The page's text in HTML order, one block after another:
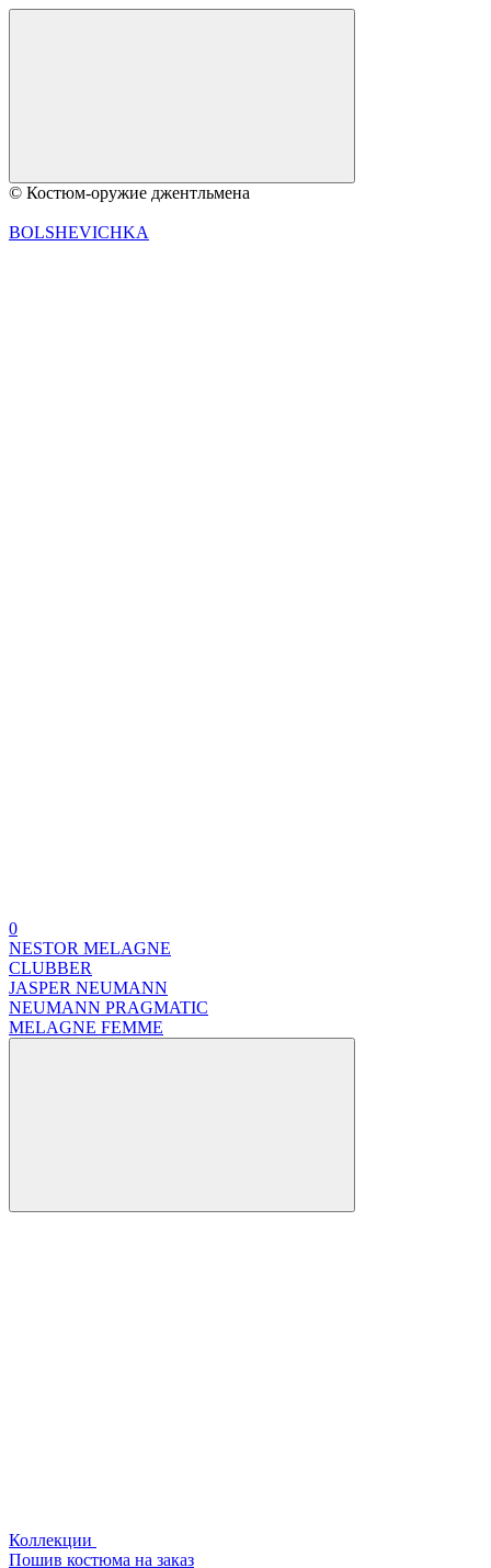
© Костюм-оружие джентльмена
BOLSHEVICHKA
0
NESTOR MELAGNE
CLUBBER
JASPER NEUMANN
NEUMANN PRAGMATIC
MELAGNE FEMME
Коллекции
Пошив костюма на заказ